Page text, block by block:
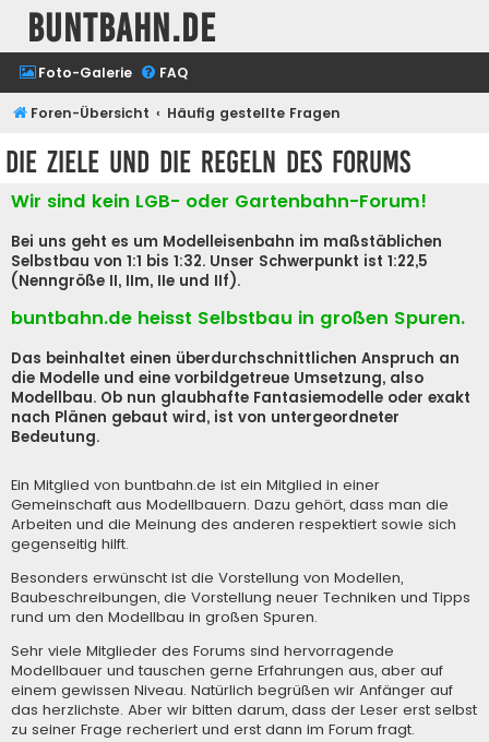
buntbahn.de
Foto-Galerie FAQ
Foren-Übersicht Häufig gestellte Fragen
Die Ziele und die Regeln des Forums
Wir sind kein LGB- oder Gartenbahn-Forum!
Bei uns geht es um Modelleisenbahn im maßstäblichen
Selbstbau von 1:1 bis 1:32. Unser Schwerpunkt ist 1:22,5
(Nenngröße II, IIm, IIe und IIf).
buntbahn.de heisst Selbstbau in großen Spuren.
Das beinhaltet einen überdurchschnittlichen Anspruch an
die Modelle und eine vorbildgetreue Umsetzung, also
Modellbau. Ob nun glaubhafte Fantasiemodelle oder exakt
nach Plänen gebaut wird, ist von untergeordneter
Bedeutung.
Ein Mitglied von buntbahn.de ist ein Mitglied in einer
Gemeinschaft aus Modellbauern. Dazu gehört, dass man die
Arbeiten und die Meinung des anderen respektiert sowie sich
gegenseitig hilft.
Besonders erwünscht ist die Vorstellung von Modellen,
Baubeschreibungen, die Vorstellung neuer Techniken und Tipps
rund um den Modellbau in großen Spuren.
Sehr viele Mitglieder des Forums sind hervorragende
Modellbauer und tauschen gerne Erfahrungen aus, aber auf
einem gewissen Niveau. Natürlich begrüßen wir Anfänger auf
das herzlichste. Aber wir bitten darum, dass der Leser erst selbst
zu seiner Frage recheriert und erst dann im Forum fragt.